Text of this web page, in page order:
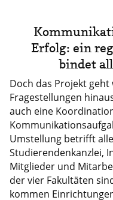
Erfolg: ein
bindet
Doch das Projekt
Fragestellungen
auch eine
Umstellung betrifft
Studierendenkanzlei,
Mitglieder und
der vier Fakultäten
kommen